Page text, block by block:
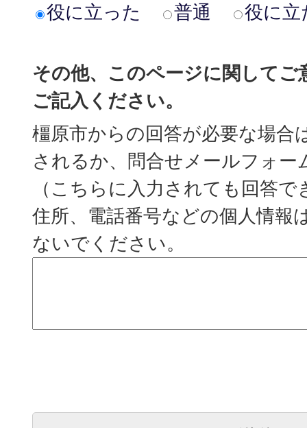
役に立った
普通 役に立
その他、このページに関してご
ご記入ください。
橿原市からの回答が必要な場合
されるか、問合せメールフォー
（こちらに入力されても回答
住所、電話番号などの個人情報
ないでください。